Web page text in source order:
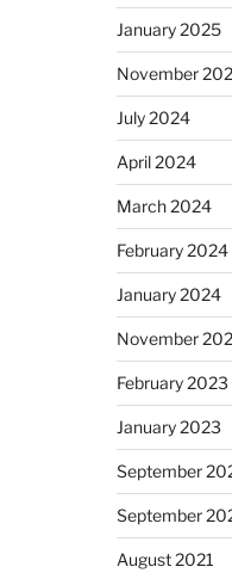
January 2025
November
July 2024
April 2024
March 2024
February 2024
January 2024
November
February 2023
January 2023
September
September
August 2021